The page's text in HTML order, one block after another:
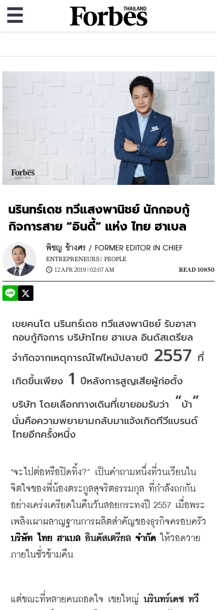
นรินทร์เดช ทวีแสงพานิชย์ นักกอบกู้
กิจการสาย “อินดี้” แห่ง ไทย ฮาเบล
พิชญ ช้างศร / FORMER EDITOR IN CHIEF
ENTREPRENEURS | PEOPLE
12 APR 2019 | 02:07 AM
READ 10850
เขยคนโต นรินทร์เดช ทวีแสงพานิชย์ รับอาสา
กอบกู้กิจการ บริษัทไทย ฮาเบล อินดัสเตรียล
จำกัดจากเหตุการณ์ไฟไหม้ปลายปี 2557 ที่
เกิดขึ้นเพียง 1 ปีหลังการสูญเสียผู้ก่อตั้ง
บริษัท โดยเลือกทางเดินที่เขายอมรับว่า “บ้า
นั่นคือความพยายามกลับมาแจ้งเกิดทีวีแบรนด์
ไทยอีกครั้งหนึ่ง
"จะไปต่อหรือปิดทิ้ง?” เป็นคำถามหนึ่งที่วนเวียนใน
จิตใจของพี่น้องตระกูลสุจริตธรรมกุล ที่กำลังถกกัน
อย่างเคร่งเครียดในคืนวันลอยกระทงปี
2557 เมื่อพระ
บริษัท ไทย ฮาเบล อินดัสเตรียล จำกัด
ให้วอดวาย
ภายในชั่วข้ามคืน
แต่ขณะที่หลายคนถอดใจ เขยใหญ่ นรินทร์เดช ทวี